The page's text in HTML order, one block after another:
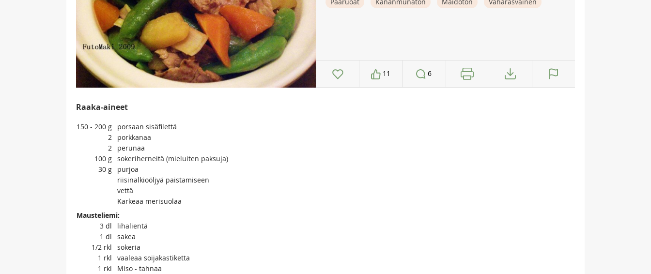
11 6
Raaka-aineet
150 - 200 g
porsaan sisäfilettä
2
porkkanaa
2
perunaa
100 g sokeriherneitä (mieluiten paksuja)
30 g
purjoa
riisinalkioöljyä paistamiseen
vettä
Karkeaa merisuolaa
Mausteliemi:
3 dl
lihalientä
1 dl
sakea
1/2 rkl
sokeria
1 rkl
vaaleaa soijakastiketta
1 rkl Miso - tahnaa